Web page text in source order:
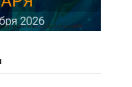
ИНН 7709980401, ERID:2SDnjdY5NTb